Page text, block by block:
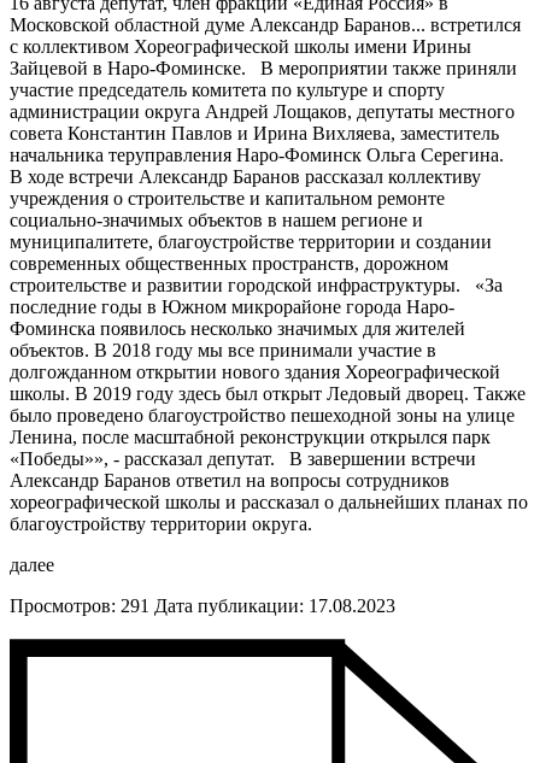
Московской областной думе Александр Баранов... встретился
с коллективом Хореографической школы имени Ирины
Зайцевой в Наро-Фоминске. В мероприятии также приняли
участие председатель комитета по культуре и спорту
администрации округа Андрей Лощаков, депутаты местного
совета Константин Павлов и Ирина Вихляева, заместитель
начальника теруправления Наро-Фоминск Ольга Серегина.
В ходе встречи Александр Баранов рассказал коллективу
учреждения о строительстве и капитальном ремонте
социально-значимых объектов в нашем регионе и
муниципалитете, благоустройстве территории и создании
современных общественных пространств, дорожном
строительстве и развитии городской инфраструктуры. «За
последние годы в Южном микрорайоне города Наро-
Фоминска появилось несколько значимых для жителей
объектов. В 2018 году мы все принимали участие в
долгожданном открытии нового здания Хореографической
школы. В 2019 году здесь был открыт Ледовый дворец. Также
было проведено благоустройство пешеходной зоны на улице
Ленина, после масштабной реконструкции открылся парк
«Победы»», - рассказал депутат. В завершении встречи
Александр Баранов ответил на вопросы сотрудников
хореографической школы и рассказал о дальнейших планах по
благоустройству территории округа.
далее
Просмотров: 291 Дата публикации: 17.08.2023